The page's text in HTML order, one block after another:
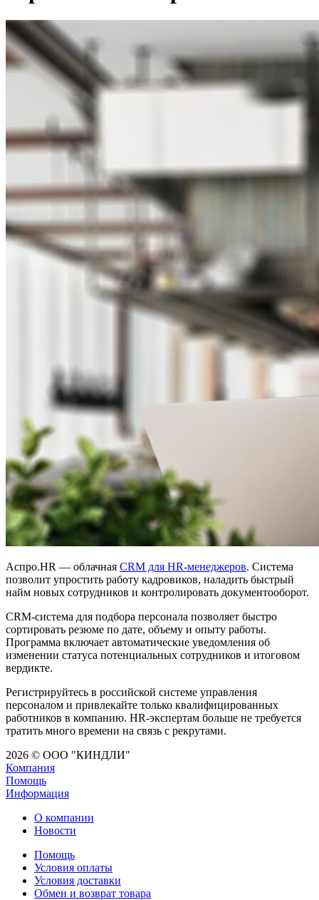
Аспро.HR — облачная CRM для HR-менеджеров. Система
позволит упростить работу кадровиков, наладить быстрый
найм новых сотрудников и контролировать документооборот.
CRM-система для подбора персонала позволяет быстро
сортировать резюме по дате, объему и опыту работы.
Программа включает автоматические уведомления об
изменении статуса потенциальных сотрудников и итоговом
вердикте.
Регистрируйтесь в российской системе управления
персоналом и привлекайте только квалифицированных
работников в компанию. HR-экспертам больше не требуется
тратить много времени на связь с рекрутами.
2026 © ООО "КИНДЛИ"
Компания
Помощь
Информация
О компании
Новости
Помощь
Условия оплаты
Условия доставки
Обмен и возврат товара